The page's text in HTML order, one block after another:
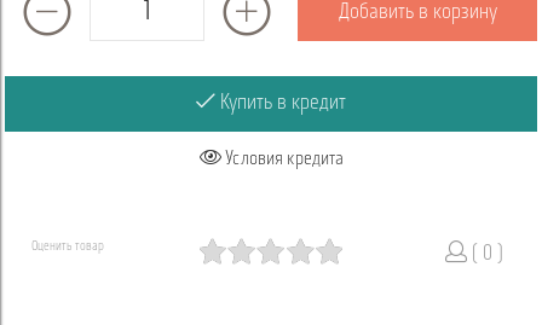
Добавить в корзину
Купить в кредит
Условия кредита
Оценить товар ( 0 )